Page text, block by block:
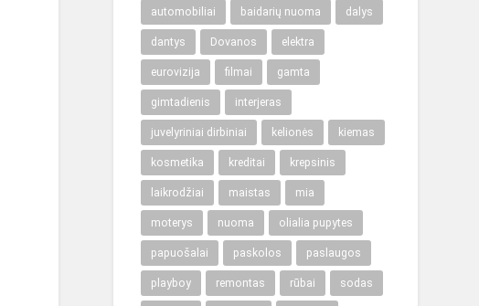
automobiliai baidarių nuoma dalys
dantys Dovanos elektra
eurovizija filmai gamta
gimtadienis interjeras
juvelyriniai dirbiniai kelionės kiemas
kosmetika kreditai krepsinis
laikrodžiai maistas mia
moterys nuoma olialia pupytes
papuošalai paskolos paslaugos
playboy remontas rūbai sodas